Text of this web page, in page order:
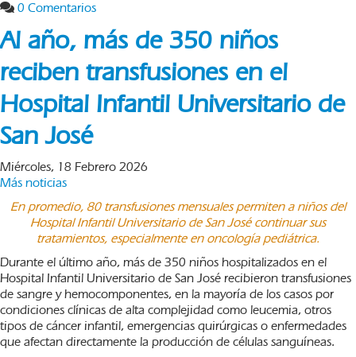
0 Comentarios
Al año, más de 350 niños
reciben transfusiones en el
Hospital Infantil Universitario de
San José
Miércoles, 18 Febrero 2026
Más noticias
En promedio, 80 transfusiones mensuales permiten a niños del
Hospital Infantil Universitario de San José continuar sus
tratamientos, especialmente en oncología pediátrica.
Durante el último año, más de 350 niños hospitalizados en el
Hospital Infantil Universitario de San José recibieron transfusiones
de sangre y hemocomponentes, en la mayoría de los casos por
condiciones clínicas de alta complejidad como leucemia, otros
tipos de cáncer infantil, emergencias quirúrgicas o enfermedades
que afectan directamente la producción de células sanguíneas.